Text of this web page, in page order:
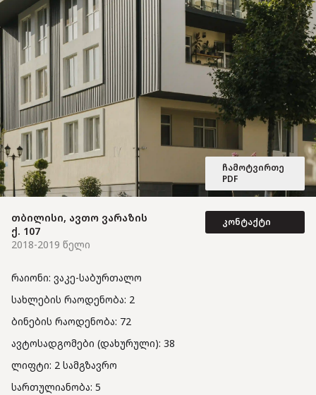
ჩამოტვირთე
PDF
თბილისი, ავთო ვარაზის
ქ. 107
2018-2019 წელი
კონტაქტი
რაიონი: ვაკე-საბურთალო
სახლების რაოდენობა: 2
ბინების რაოდენობა: 72
ავტოსადგომები (დახურული): 38
ლიფტი: 2 სამგზავრო
სართულიანობა: 5